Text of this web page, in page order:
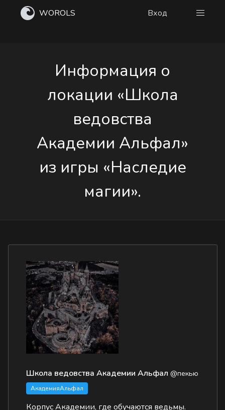
WOROLS Вход
Информация о
локации «Школа
ведовства
Академии Альфал»
из игры «Наследие
магии».
Школа ведовства Академии Альфал @пекью
АкадемияАльфал
Корпус Академии, где обучаются ведьмы.